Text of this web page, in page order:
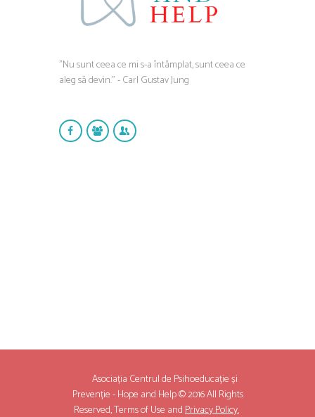
”Nu sunt ceea ce mi s-a întâmplat, sunt ceea ce
aleg să devin.” - Carl Gustav Jung
Asociația Centrul de Psihoeducație și
Prevenție - Hope and Help © 2016 All Rights
Reserved,Terms of Use andPrivacy Policy.